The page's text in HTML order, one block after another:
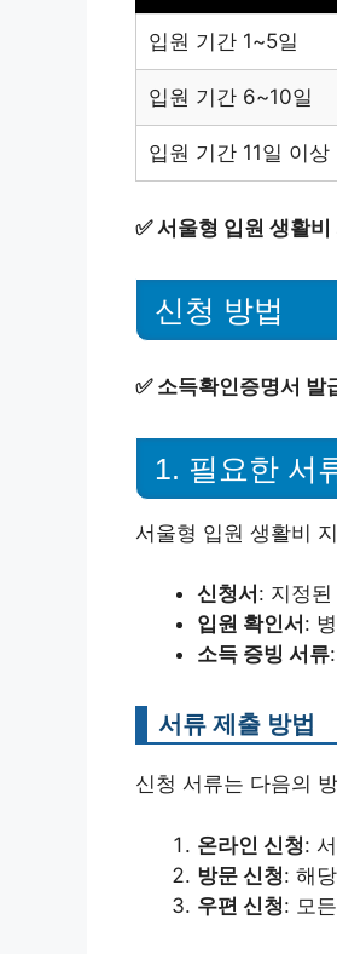
입원 기간 1~5일
입원 기간 6~10일
입원 기간 11일 이상
✅서울형 입원 생활
신청 방법
✅ 소득확인증명서 발
1. 필요한 서
서울형 입원 생활비
신청서 : 지정
입원 확인서 :
소득 증빙 서류
서류 제출 방법
신청 서류는 다음의
온라인 신청:
방문 신청: 해
우편 신청: 모